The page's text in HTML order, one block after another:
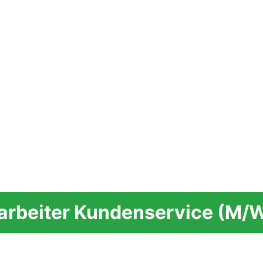
Kundenservice (m/